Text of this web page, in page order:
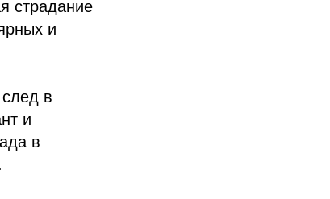
страдание
и
в
и
в